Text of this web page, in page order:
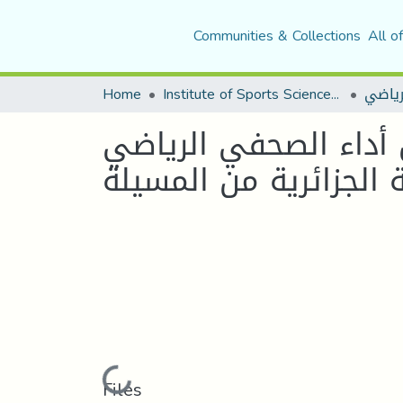
Communities & Collections All
Home Institute of Sports Sciences and Techniques
الصحفي الرياضي
الجزائرية من المسيلة
Loading...
Files